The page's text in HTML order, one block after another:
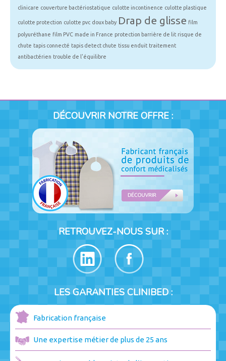
clinicare couverture bactériostatique culotte incontinence culotte plastique
culotte protection culotte pvc doux baby Drap de glisse film
polyuréthane film PVC made in France protection barrière de lit risque de
chute tapis connecté tapis detect chute tissu enduit traitement
antibactérien trouble de l'équilibre
DÉCOUVRIR NOTRE OFFRE :
RETROUVEZ-NOUS SUR :
LES GARANTIES CLINIBED :
Fabrication française
Une expertise métier de plus de 25 ans